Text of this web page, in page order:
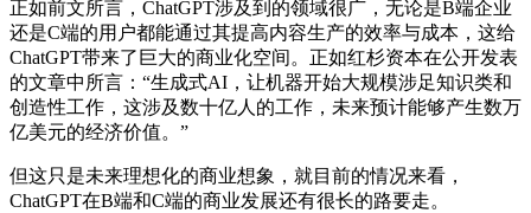
正如前文所言，ChatGPT涉及到的领域很广，无论是B端企业
还是C端的用户都能通过其提高内容生产的效率与成本，这给
ChatGPT带来了巨大的商业化空间。正如红杉资本在公开发表
的文章中所言：“生成式AI，让机器开始大规模涉足知识类和
创造性工作，这涉及数十亿人的工作，未来预计能够产生数万
亿美元的经济价值。”
但这只是未来理想化的商业想象，就目前的情况来看，
ChatGPT在B端和C端的商业发展还有很长的路要走。